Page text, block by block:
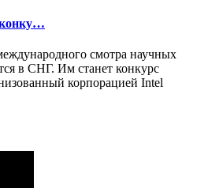
смотра научных
в СНГ. Им станет конкурс
корпорацией Intel